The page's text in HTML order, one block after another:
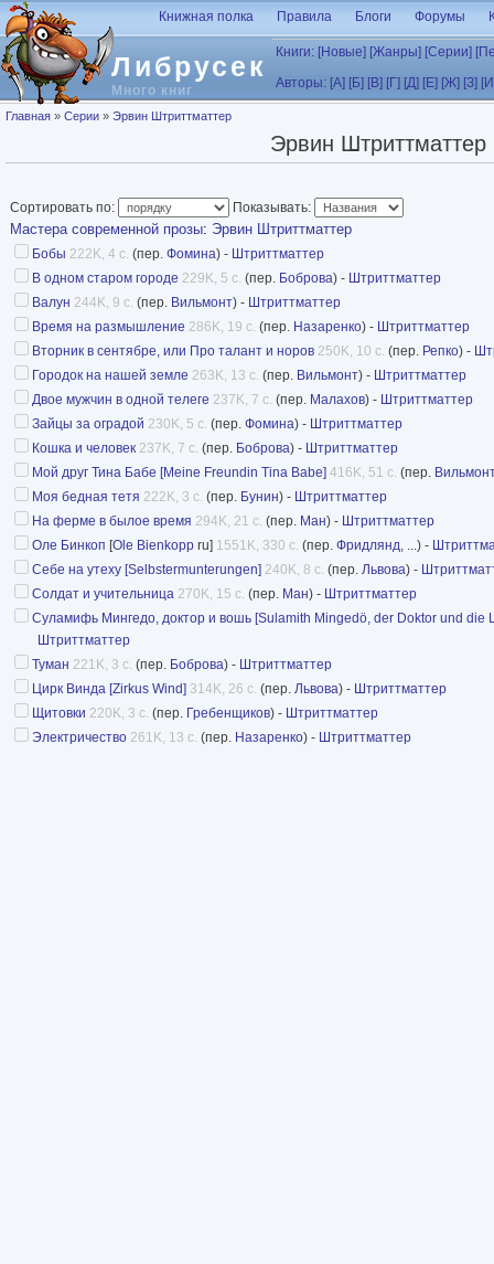
Перейти к основному содержанию
Либрусек
Много книг
Книжная полка Правила Блоги Форумы
Книги: [Новые] [Жанры] [Серии]
Авторы: [А] [Б] [В] [Г] [Д] [Е] [Ж] [З]
Вы здесь
Главная » Серии » Эрвин Штриттматтер
Эрвин Штриттматтер
Сортировать по: Показывать:
Мастера современной прозы: Эрвин Штриттматтер
Бобы 222K, 4 с. (пер. Фомина) - Штриттматтер
В одном старом городе 229K, 5 с. (пер. Боброва) - Штриттматтер
Валун 244K, 9 с. (пер. Вильмонт) - Штриттматтер
Время на размышление 286K, 19 с. (пер. Назаренко) - Штриттматтер
Вторник в сентябре, или Про талант и норов 250K, 10 с. (пер. Репко) -
Городок на нашей земле 263K, 13 с. (пер. Вильмонт) - Штриттматтер
Двое мужчин в одной телеге 237K, 7 с. (пер. Малахов) - Штриттматтер
Зайцы за оградой 230K, 5 с. (пер. Фомина) - Штриттматтер
Кошка и человек 237K, 7 с. (пер. Боброва) - Штриттматтер
Мой друг Тина Бабе [Meine Freundin Tina Babe] 416K, 51 с. (пер.
Моя бедная тетя 222K, 3 с. (пер. Бунин) - Штриттматтер
На ферме в былое время 294K, 21 с. (пер. Ман) - Штриттматтер
Оле Бинкоп [Ole Bienkopp ru] 1551K, 330 с. (пер. Фридлянд, ...) -
Себе на утеху [Selbstermunterungen] 240K, 8 с. (пер. Львова) -
Солдат и учительница 270K, 15 с. (пер. Ман) - Штриттматтер
Суламифь Мингедо, доктор и вошь [Sulamith Mingedö, der Doktor und die
Штриттматтер
Туман 221K, 3 с. (пер. Боброва) - Штриттматтер
Цирк Винда [Zirkus Wind] 314K, 26 с. (пер. Львова) - Штриттматтер
Щитовки 220K, 3 с. (пер. Гребенщиков) - Штриттматтер
Электричество 261K, 13 с. (пер. Назаренко) - Штриттматтер